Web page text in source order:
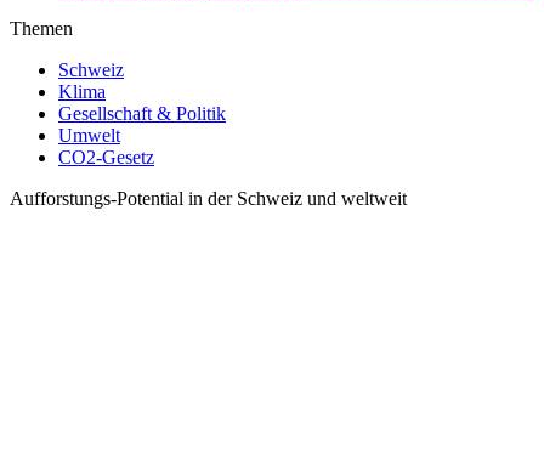
Themen
Schweiz
Klima
Gesellschaft & Politik
Umwelt
CO2-Gesetz
Aufforstungs-Potential in der Schweiz und weltweit